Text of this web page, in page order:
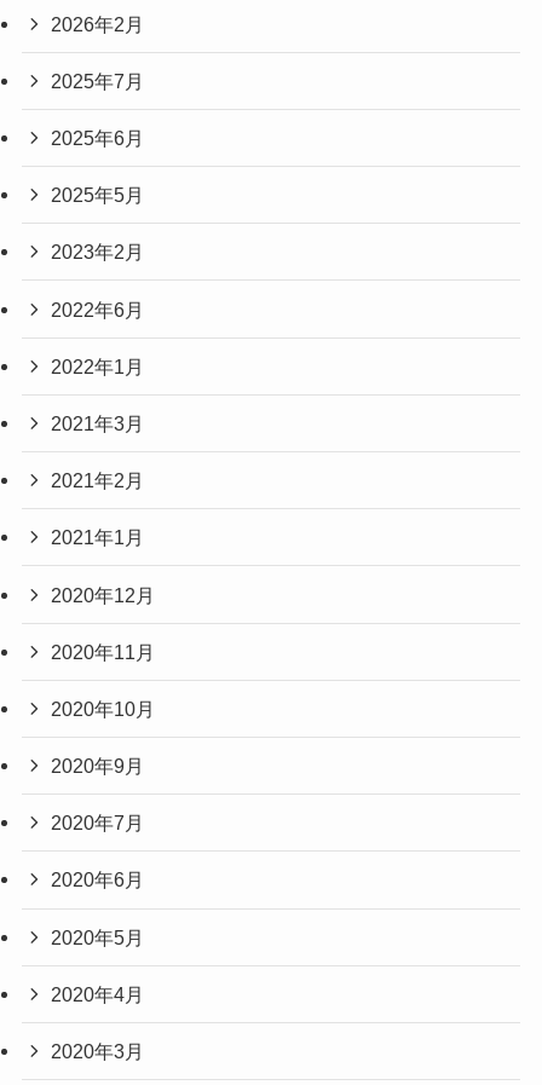
2026年2月
2025年7月
2025年6月
2025年5月
2023年2月
2022年6月
2022年1月
2021年3月
2021年2月
2021年1月
2020年12月
2020年11月
2020年10月
2020年9月
2020年7月
2020年6月
2020年5月
2020年4月
2020年3月